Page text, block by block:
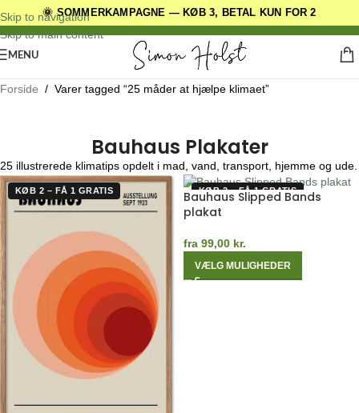
🌞 SOMMERKAMPAGNE — KØB 3, BETAL KUN FOR 2
Skip to navigation
Skip to main content
DANSKE ORIGINALE DESIGNS
MENU
Forside / Varer tagged “25 måder at hjælpe klimaet”
Bauhaus Plakater
25 illustrerede klimatips opdelt i mad, vand, transport, hjemme og ude.
KØB 2 – FÅ 1 GRATIS KØB 2 – FÅ 1 GRATIS
Bauhaus Slipped Bands
plakat
fra 99,00 kr.
VÆLG MULIGHEDER